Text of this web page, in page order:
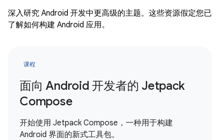
深入研究 Android 开发中更高级的主题。这些资源假定您已
了解如何构建 Android 应用。
课程
面向 Android 开发者的 Jetpack
Compose
开始使用 Jetpack Compose，一种用于构建
Android 界面的新式工具包。